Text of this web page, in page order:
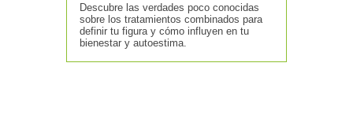
Descubre las verdades poco conocidas
sobre los tratamientos combinados para
definir tu figura y cómo influyen en tu
bienestar y autoestima.